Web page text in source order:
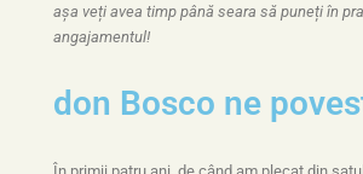
așa veți avea timp până seara să puneți în
angajamentul!
don Bosco ne